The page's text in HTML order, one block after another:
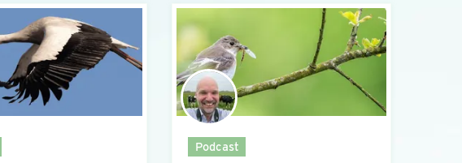
Podcast